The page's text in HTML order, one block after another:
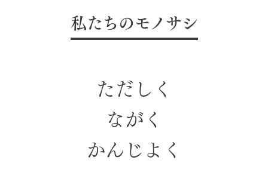
私たちのモノサシ
ただ し く
なが く
かん じよ く